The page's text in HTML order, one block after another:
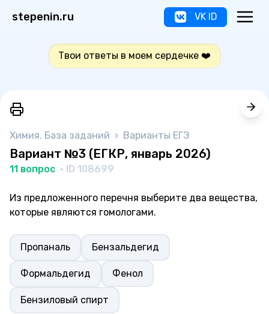
stepenin.ru VK ID
Твои ответы в моем сердечке ❤️
Химия. База заданий › Варианты ЕГЭ
Вариант №3 (ЕГКР, январь 2026)
11 вопрос · ID 108699
Из предложенного перечня выберите два вещества,
которые являются гомологами.
Пропаналь Бензальдегид
Формальдегид Фенол
Бензиловый спирт